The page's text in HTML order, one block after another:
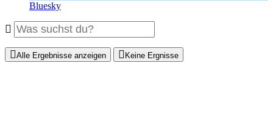
Bluesky
Alle Ergebnisse anzeigen Keine Ergnisse